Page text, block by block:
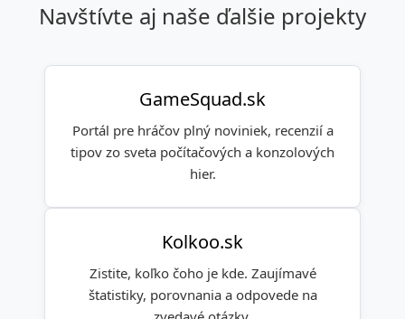
Navštívte aj naše ďalšie projekty
GameSquad.sk
Portál pre hráčov plný noviniek, recenzií a
tipov zo sveta počítačových a konzolových
hier.
Kolkoo.sk
Zistite, koľko čoho je kde. Zaujímavé
štatistiky, porovnania a odpovede na